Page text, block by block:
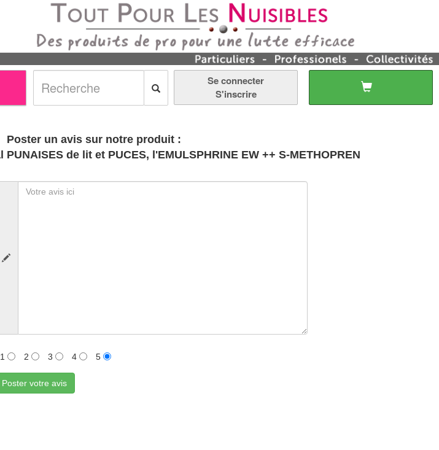
Se connecter
S'inscrire
Poster un avis sur notre produit :
Insecticide Professionnel spécial PUNAISES de lit et PUCES, l'EMULSPHRINE EW ++ S-METHOPREN
1 2 3 4 5
Poster votre avis